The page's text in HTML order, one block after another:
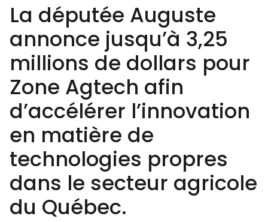
La députée Auguste
annonce jusqu’à 3,25
millions de dollars pour
Zone Agtech afin
d’accélérer l’innovation
en matière de
technologies propres
dans le secteur agricole
du Québec.